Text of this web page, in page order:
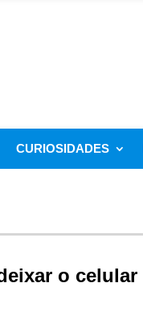
CURIOSIDADES
o celular